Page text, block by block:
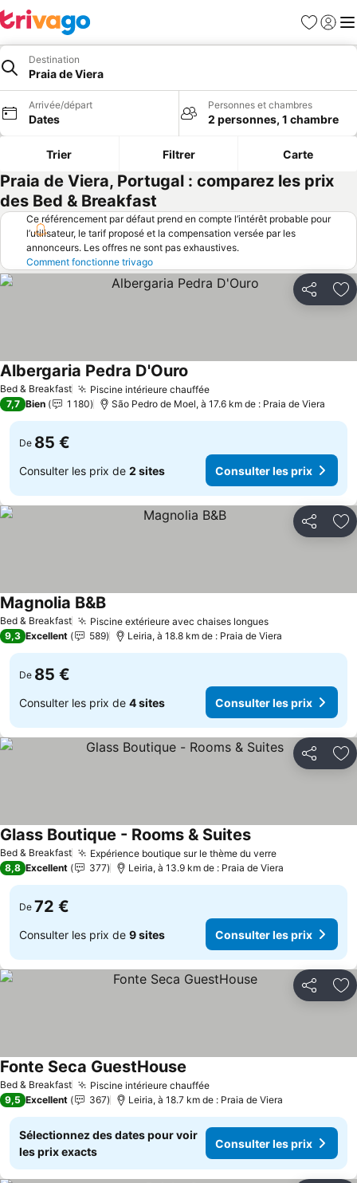
Favoris
Se
Destination
Praia de Viera
Arrivée/départ
Dates
Personnes et chambres
2 personnes, 1 chambre
Trier Filtrer Carte
Praia de Viera, Portugal : comparez les prix
des Bed & Breakfast
Ce référencement par défaut prend en compte l’intérêt probable pour
l’utilisateur, le tarif proposé et la compensation versée par les
annonceurs. Les offres ne sont pas exhaustives.
Comment fonctionne trivago
Partager
Bed & Breakfast Piscine intérieure chaufféeConsulter les prix
Albergaria Pedra D'Ouro
7,7 Bien 1 180 São Pedro de Moel, à 17.6 km de : Praia de Viera
De 85 €
Consulter les prix de 2 sites Consulter les prix
Partager
Bed & Breakfast Piscine extérieure avec chaises longuesConsulter les
Magnolia B&BConsulter les prix
9,3 Excellent 589 Leiria, à 18.8 km de : Praia de Viera
De 85 €
Consulter les prix de 4 sites Consulter les prix
Partager
Bed & Breakfast Expérience boutique sur le thème du verreConsulter
Glass Boutique - Rooms & SuitesConsulter les prix
8,8 Excellent 377 Leiria, à 13.9 km de : Praia de Viera
De 72 €
Consulter les prix de 9 sites Consulter les prix
Partager
Bed & Breakfast Piscine intérieure chaufféeConsulter les prix
Fonte Seca GuestHouse
9,5 Excellent 367 Leiria, à 18.7 km de : Praia de Viera
Sélectionnez des dates pour voir
les prix exacts
Consulter les prix